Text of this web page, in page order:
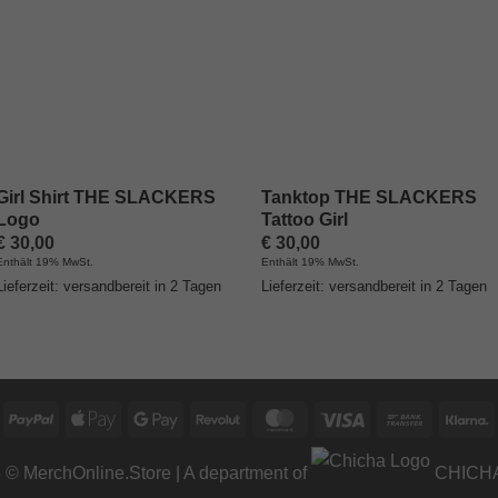
Shirt THE SLACKERS
Logo
30,00
19% MwSt.
versandbereit in 2 Tagen
Tanktop THE SLACKERS
Tattoo Girl
€ 30,00
Enthält 19% MwSt.
Lieferzeit: versandbereit in 2 Tagen
PayPal
Apple
Google
Revolut MasterCard
Visa
Bank
© MerchOnline.Store | A department of